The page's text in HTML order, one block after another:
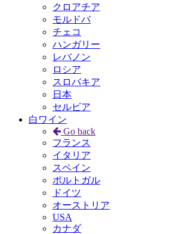
クロアチア
モルドバ
チェコ
ハンガリー
レバノン
ロシア
スロバキア
日本
セルビア
白ワイン
Go back
フランス
イタリア
スペイン
ポルトガル
ドイツ
オーストリア
USA
カナダ